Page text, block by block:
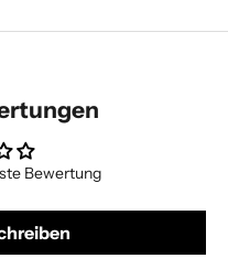
Bewertung